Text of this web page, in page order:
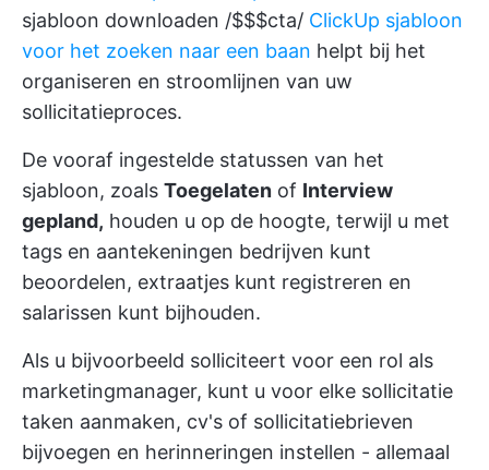
sjabloon downloaden /$$$cta/ ClickUp sjabloon
voor het zoeken naar een baan helpt bij het
organiseren en stroomlijnen van uw
sollicitatieproces.
De vooraf ingestelde statussen van het
sjabloon, zoals Toegelaten of Interview
gepland, houden u op de hoogte, terwijl u met
tags en aantekeningen bedrijven kunt
beoordelen, extraatjes kunt registreren en
salarissen kunt bijhouden.
Als u bijvoorbeeld solliciteert voor een rol als
marketingmanager, kunt u voor elke sollicitatie
taken aanmaken, cv's of sollicitatiebrieven
bijvoegen en herinneringen instellen - allemaal